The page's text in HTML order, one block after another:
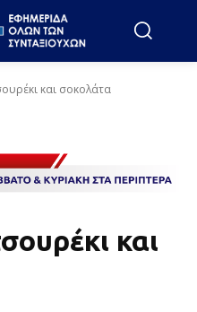
και σοκολάτα
και